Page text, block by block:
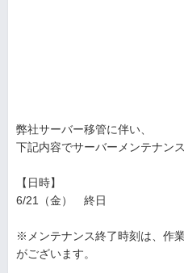
弊社サーバー移管に伴い、
下記内容でサーバーメンテナン
【日時】
6/21（金） 終日
※メンテナンス終了時刻は、作
がございます。